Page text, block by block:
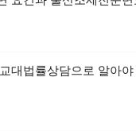
대법률상담으로 알아